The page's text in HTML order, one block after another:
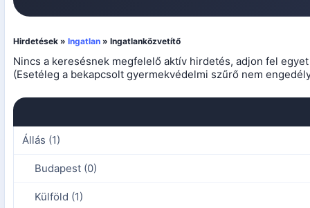
Állás (1)
Budapest (0)
Külföld (1)
Hirdetések » Ingatlan » Ingatlanközvetítő
Nincs a keresésnek megfelelő aktív hirdetés, adjon fel
(Esetéleg a bekapcsolt gyermekvédelmi szűrő nem